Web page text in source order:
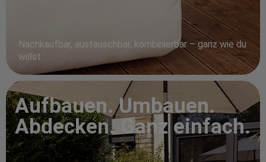
Nachkaufbar, austauschbar, kombinierbar – ganz wie du
willst.
Aufbauen. Umbauen.
Abdecken. Ganz einfach.